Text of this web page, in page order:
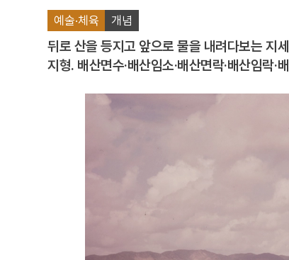
예술·체육 개념
뒤로 산을 등지고 앞으로 물을 내려다보는 지
지형. 배산면수·배산임소·배산면락·배산임락·